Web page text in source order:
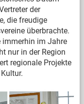
der
die freudige
überbrachte.
immerhin im Jahre
nur in der Region
regionale Projekte